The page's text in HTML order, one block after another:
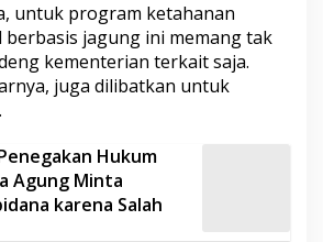
untuk program ketahanan
berbasis jagung ini memang tak
kementerian terkait saja.
juga dilibatkan untuk
Hukum
Agung Minta
karena Salah